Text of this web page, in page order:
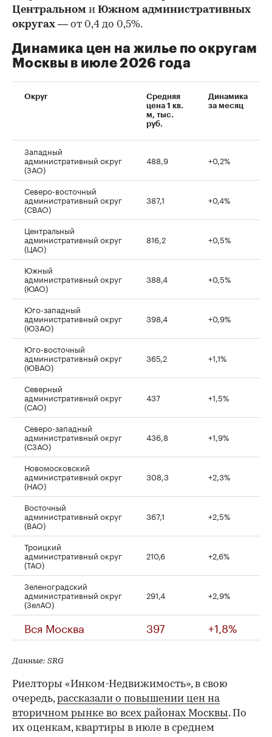
Центральном и Южном административных
округах — от 0,4 до 0,5%.
Динамика цен на жилье по округам
Москвы в июле 2026 года
Округ
Средняя
цена 1 кв.
м, тыс.
руб.
Динамика
за месяц
Западный
административный округ
(ЗАО)
488,9 +0,2%
Северо-восточный
административный округ
(СВАО)
387,1 +0,4%
Центральный
административный округ
(ЦАО)
816,2 +0,5%
Южный
административный округ
(ЮАО)
388,4 +0,5%
Юго-западный
административный округ
(ЮЗАО)
398,4 +0,9%
Юго-восточный
административный округ
(ЮВАО)
365,2 +1,1%
Северный
административный округ
(САО)
437 +1,5%
Северо-западный
административный округ
(СЗАО)
436,8 +1,9%
Новомосковский
административный округ
(НАО)
308,3 +2,3%
Восточный
административный округ
(ВАО)
367,1 +2,5%
Троицкий
административный округ
(ТАО)
210,6 +2,6%
Зеленоградский
административный округ
(ЗелАО)
291,4 +2,9%
Вся Москва 397 +1,8%
Данные: SRG
Риелторы «Инком-Недвижимость», в свою
очередь,рассказали о повышении цен на
вторичном рынке во всех районах Москвы. По
их оценкам, квартиры в июле в среднем